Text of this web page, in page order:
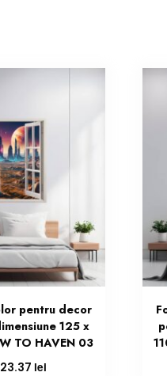
pentru decor
125 x
TO HAVEN 03
leiPrețul